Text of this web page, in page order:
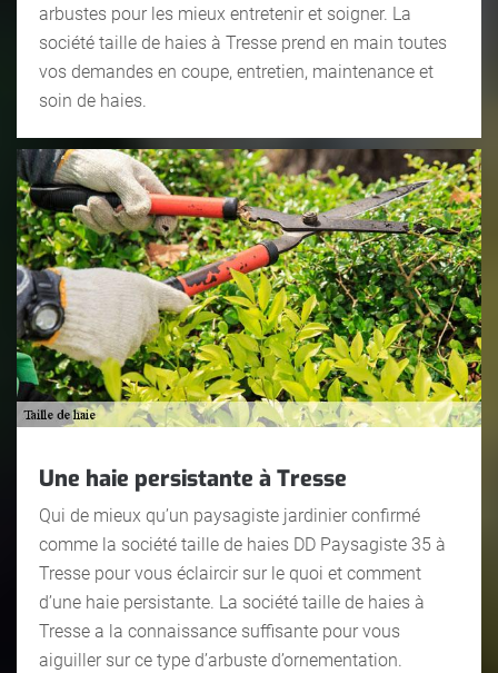
arbustes pour les mieux entretenir et soigner. La
société taille de haies à Tresse prend en main toutes
vos demandes en coupe, entretien, maintenance et
soin de haies.
Une haie persistante à Tresse
Qui de mieux qu’un paysagiste jardinier confirmé
comme la société taille de haies DD Paysagiste 35 à
Tresse pour vous éclaircir sur le quoi et comment
d’une haie persistante. La société taille de haies à
Tresse a la connaissance suffisante pour vous
aiguiller sur ce type d’arbuste d’ornementation.